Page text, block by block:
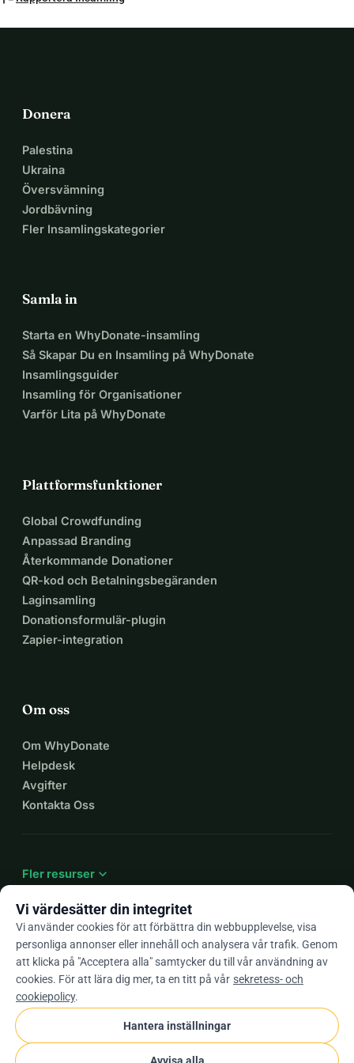
Donera
Palestina
Ukraina
Översvämning
Jordbävning
Fler Insamlingskategorier
Samla in
Starta en WhyDonate-insamling
Så Skapar Du en Insamling på WhyDonate
Insamlingsguider
Insamling för Organisationer
Varför Lita på WhyDonate
Plattformsfunktioner
Global Crowdfunding
Anpassad Branding
Återkommande Donationer
QR-kod och Betalningsbegäranden
Laginsamling
Donationsformulär-plugin
Zapier-integration
Om oss
Om WhyDonate
Helpdesk
Avgifter
Kontakta Oss
Fler resurser expand_more
Sv arrow_drop_down
★★★★★4,9 / 5 baserat på 500+ omdömen
WhyDonateIntegritet och cookies
Vi värdesätter din integritet
Vi använder cookies för att förbättra din webbupplevelse, visa
personliga annonser eller innehåll och analysera vår trafik. Genom
att klicka på "Acceptera alla" samtycker du till vår användning av
cookies. För att lära dig mer, ta en titt på vår sekretess- och
cookiepolicy.
Hantera inställningar